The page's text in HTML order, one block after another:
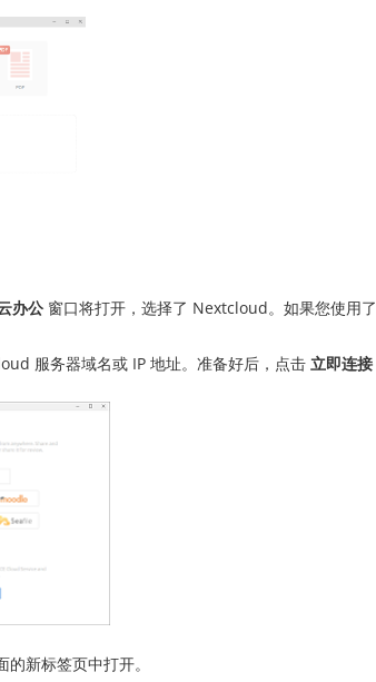
办公 窗口将打开，选择了 Nextcloud。如果您使用了
服务器域名或 IP 地址。准备好后，点击 立即连接
的新标签页中打开。